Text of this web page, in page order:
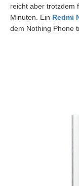
reicht aber trotzdem
Minuten. Ein Redmi
dem Nothing Phone